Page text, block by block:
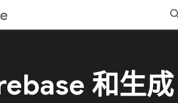
和生成